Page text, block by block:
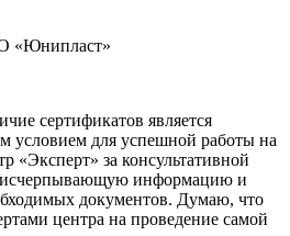
«Юнипласт»
сертификатов является
условием для успешной работы на
«Эксперт» за консультативной
информацию и
документов. Думаю, что
центра на проведение самой